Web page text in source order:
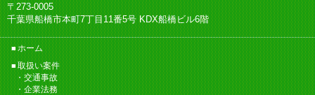
〒273-0005
千葉県船橋市本町7丁目11番5号 KDX船橋ビル6階
ホーム
取扱い案件
交通事故
企業法務